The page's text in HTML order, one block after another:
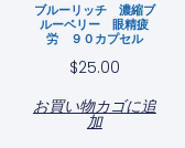
ブルーリッチ 濃縮ブ
ルーベリー 眼精疲
労 ９０カプセル
$25.00
お買い物カゴに追
加